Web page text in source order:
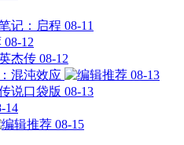
记：启程 08-11
08-12
杰传 08-12
混沌效应
08-13
说口袋版 08-13
14
08-15